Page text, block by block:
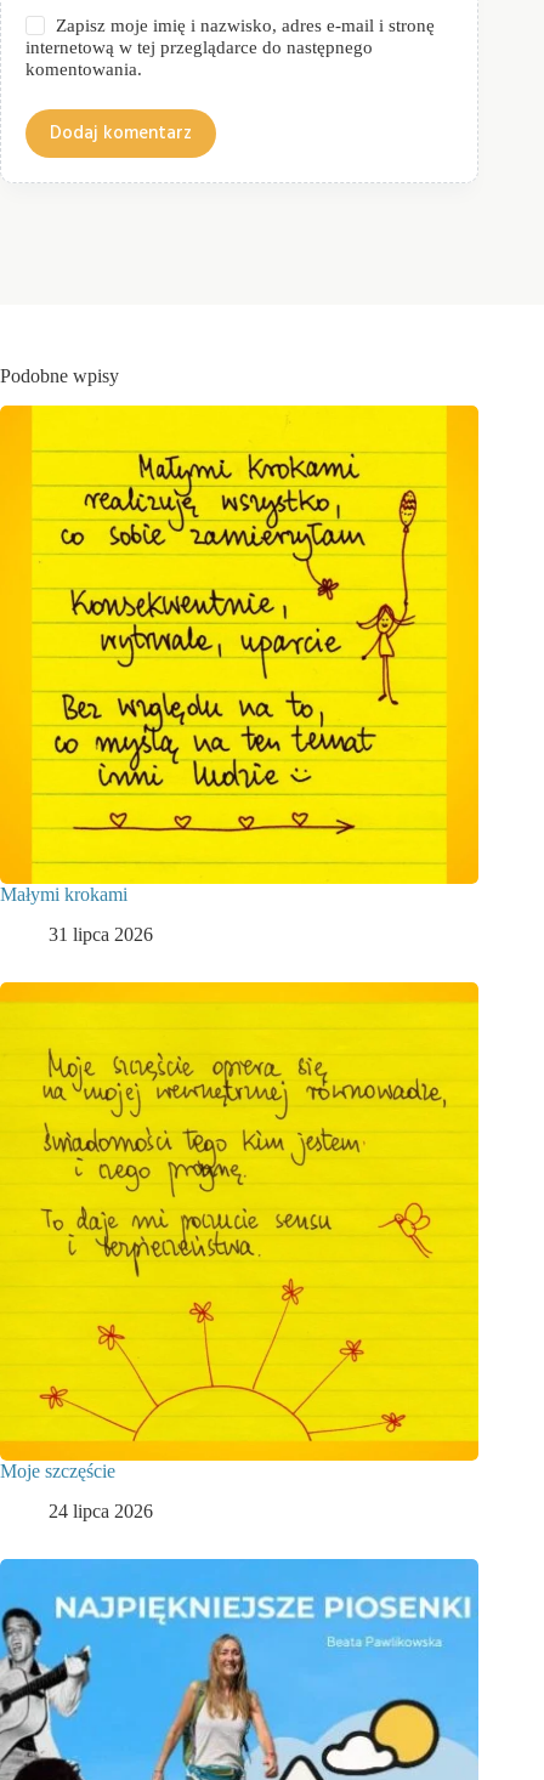
Zapisz moje imię i nazwisko, adres e-mail i stronę
internetową w tej przeglądarce do następnego
komentowania.
Dodaj komentarz
Podobne wpisy
Małymi krokami
31 lipca 2026
Moje szczęście
24 lipca 2026